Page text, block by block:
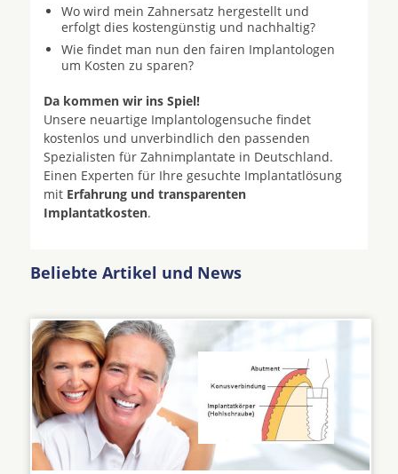
Wo wird mein Zahnersatz hergestellt und
erfolgt dies kostengünstig und nachhaltig?
Wie findet man nun den fairen Implantologen
um Kosten zu sparen?
Da kommen wir ins Spiel!
Unsere neuartige Implantologensuche findet
kostenlos und unverbindlich den passenden
Spezialisten für Zahnimplantate in Deutschland.
Einen Experten für Ihre gesuchte Implantatlösung
mit Erfahrung und transparenten
Implantatkosten.
Beliebte Artikel und News